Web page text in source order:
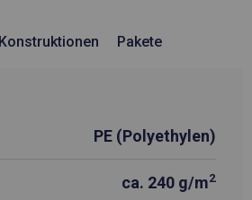
Konstruktionen Pakete
PE (Polyethylen)
ca. 240 g/m2